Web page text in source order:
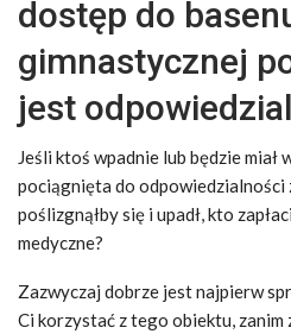
dostęp do
gimnastycznej
jest
Jeśli ktoś wpadnie lub będzie miał
pociągnięta do odpowiedzialności
poślizgnąłby się i upadł, kto
medyczne?
Zazwyczaj dobrze jest najpierw
Ci korzystać z tego obiektu, zanim